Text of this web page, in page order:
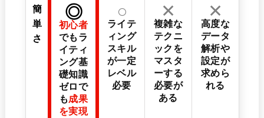
簡
単
さ
◎
初心者
でもラ
イティ
ング基
礎知識
ゼロで
も成果
を実現
○
ライテ
ィング
スキル
が一定
レベル
必要
✕
複雑な
テクニ
ックを
マスタ
ーする
必要が
ある
✕
高度な
データ
解析や
設定が
求めら
れる